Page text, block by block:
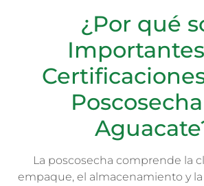
¿Por qué
La poscosecha comprende la
empaque, el almacenamiento y la